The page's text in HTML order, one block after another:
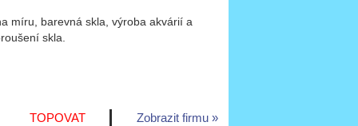
míru, barevná skla, výroba akvárií a
skla.
Zobrazit firmu
TOPOVAT